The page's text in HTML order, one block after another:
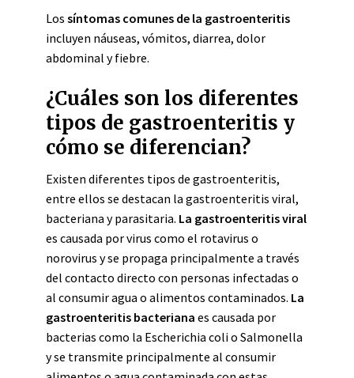
Los síntomas comunes de la gastroenteritis
incluyen náuseas, vómitos, diarrea, dolor
abdominal y fiebre.
¿Cuáles son los diferentes
tipos de gastroenteritis y
cómo se diferencian?
Existen diferentes tipos de gastroenteritis,
entre ellos se destacan la gastroenteritis viral,
bacteriana y parasitaria. La gastroenteritis viral
es causada por virus como el rotavirus o
norovirus y se propaga principalmente a través
del contacto directo con personas infectadas o
al consumir agua o alimentos contaminados. La
gastroenteritis bacteriana es causada por
bacterias como la Escherichia coli o Salmonella
y se transmite principalmente al consumir